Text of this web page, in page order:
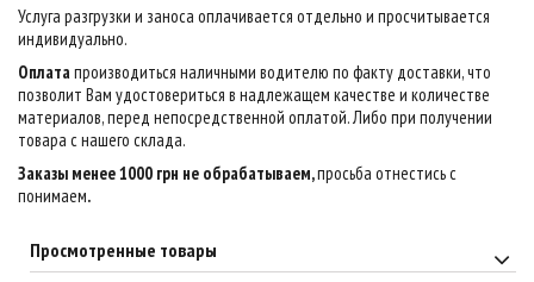
Услуга разгрузки и заноса оплачивается отдельно и просчитывается
индивидуально.
Оплатапроизводиться наличными водителю по факту доставки, что
позволит Вам удостовериться в надлежащем качестве и количестве
материалов, перед непосредственной оплатой. Либо при получении
товара с нашего склада.
Заказы менее 1000 грн не обрабатываем,просьба отнестись с
понимаем.
Просмотренные товары